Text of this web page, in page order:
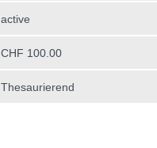
active
CHF 100.00
Thesaurierend